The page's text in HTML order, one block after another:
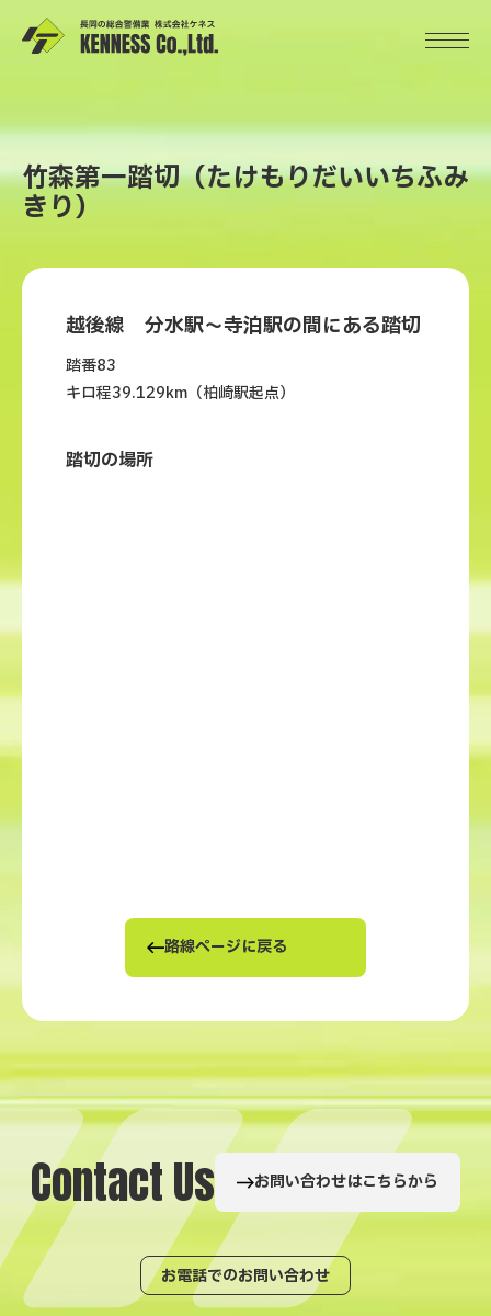
竹森第一踏切（たけもりだいいちふみ
きり）
越後線 分水駅～寺泊駅の間にある踏切
踏番83
キロ程39.129km（柏崎駅起点）
踏切の場所
路線ページに戻る
ContactUs お問い合わせはこちらから
お電話でのお問い合わせ